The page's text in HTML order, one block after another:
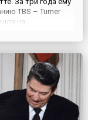
TBS – Turner
на
новостей. Мног...